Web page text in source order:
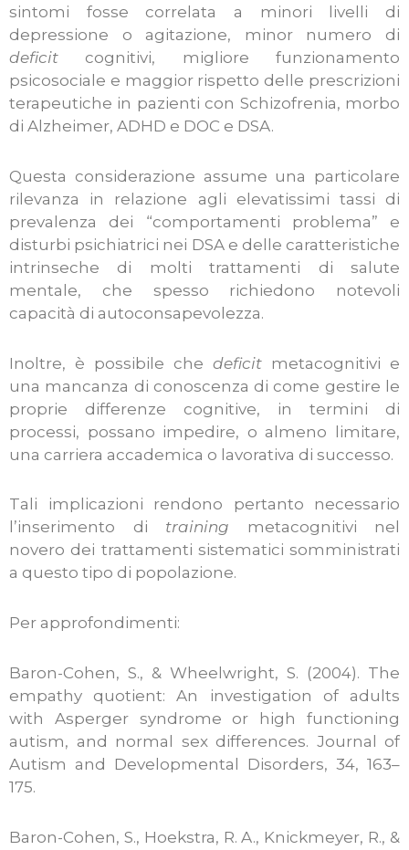
sintomi fosse correlata a minori livelli di
depressione o agitazione, minor numero di
deficit cognitivi, migliore funzionamento
psicosociale e maggior rispetto delle prescrizioni
terapeutiche in pazienti con Schizofrenia, morbo
di Alzheimer, ADHD e DOC e DSA.
Questa considerazione assume una particolare
rilevanza in relazione agli elevatissimi tassi di
prevalenza dei “comportamenti problema” e
disturbi psichiatrici nei DSA e delle caratteristiche
intrinseche di molti trattamenti di salute
mentale, che spesso richiedono notevoli
capacità di autoconsapevolezza.
Inoltre, è possibile che deficit metacognitivi e
una mancanza di conoscenza di come gestire le
proprie differenze cognitive, in termini di
processi, possano impedire, o almeno limitare,
una carriera accademica o lavorativa di successo.
Tali implicazioni rendono pertanto necessario
l’inserimento di training metacognitivi nel
novero dei trattamenti sistematici somministrati
a questo tipo di popolazione.
Per approfondimenti:
Baron-Cohen, S., & Wheelwright, S. (2004). The
empathy quotient: An investigation of adults
with Asperger syndrome or high functioning
autism, and normal sex differences. Journal of
Autism and Developmental Disorders, 34, 163–
175.
Baron-Cohen, S., Hoekstra, R. A., Knickmeyer, R., &